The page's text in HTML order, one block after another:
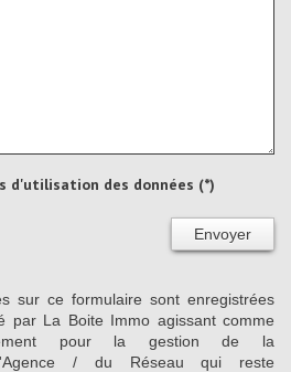
d'utilisation des données (*)
Envoyer
sur ce formulaire sont enregistrées
par La Boite Immo agissant comme
pour la gestion de la
l'Agence / du Réseau qui reste